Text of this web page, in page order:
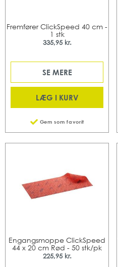
Fremfører ClickSpeed 40 cm -
1 stk
335,95 kr.
SE MERE
LÆG I KURV
Gem som favorit
Engangsmoppe ClickSpeed
44 x 20 cm Rød - 50 stk/pk
225,95 kr.